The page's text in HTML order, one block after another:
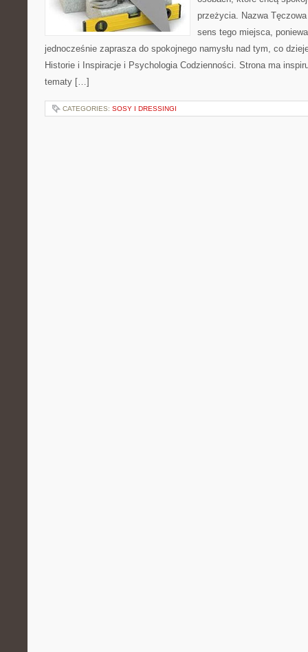
przeżycia. Nazwa
sens tego miejsca,
jednocześnie zaprasza do spokojnego namysłu nad tym, co
Historie i Inspiracje i Psychologia Codzienności. Strona ma
tematy […]
CATEGORIES: SOSY I DRESSINGI